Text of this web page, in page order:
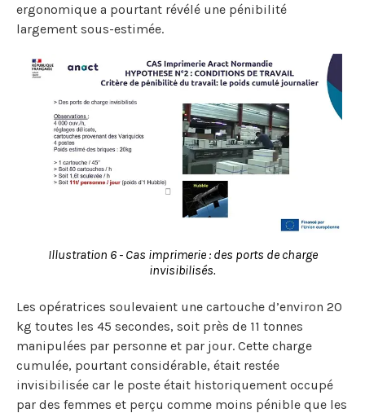
ergonomique a pourtant révélé une pénibilité
largement sous-estimée.
Illustration 6 - Cas imprimerie : des ports de charge
invisibilisés.
Les opératrices soulevaient une cartouche d’environ 20
kg toutes les 45 secondes, soit près de 11 tonnes
manipulées par personne et par jour. Cette charge
cumulée, pourtant considérable, était restée
invisibilisée car le poste était historiquement occupé
par des femmes et perçu comme moins pénible que les